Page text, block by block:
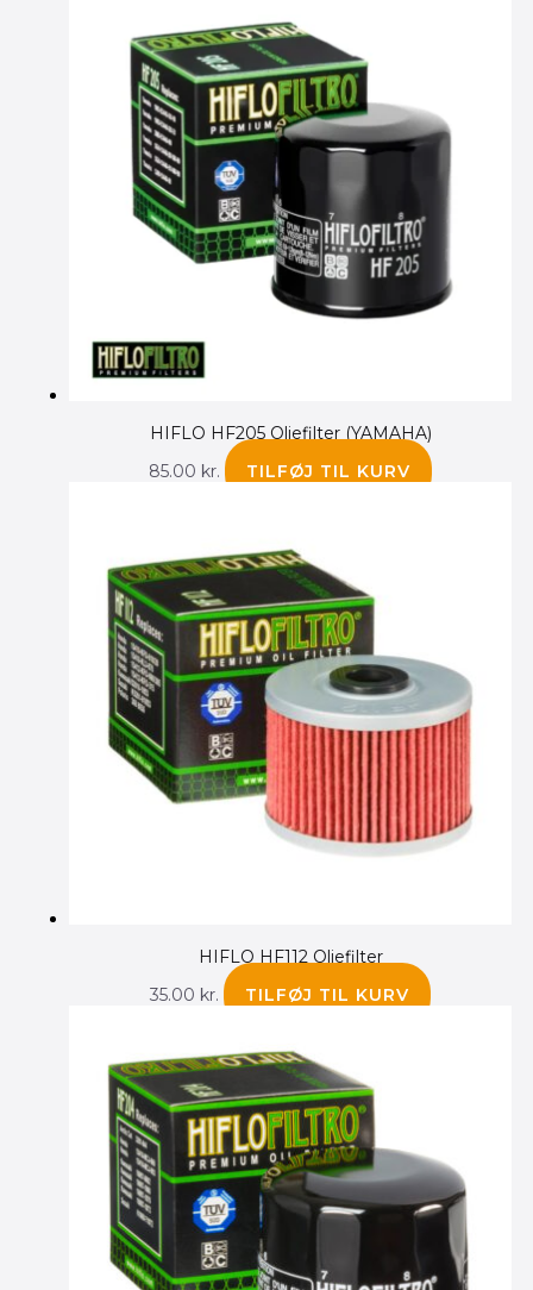
HIFLO HF205 Oliefilter (YAMAHA)
85.00 kr. TILFØJ TIL KURV
HIFLO HF112 Oliefilter
35.00 kr. TILFØJ TIL KURV